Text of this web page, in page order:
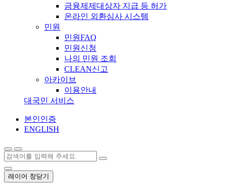
금융제제대상자 지급 등 허가
온라인 외환심사 시스템
민원
민원FAQ
민원신청
나의 민원 조회
CLEAN신고
아카이브
이용안내
대국민 서비스
본인인증
ENGLISH
레이어 창닫기